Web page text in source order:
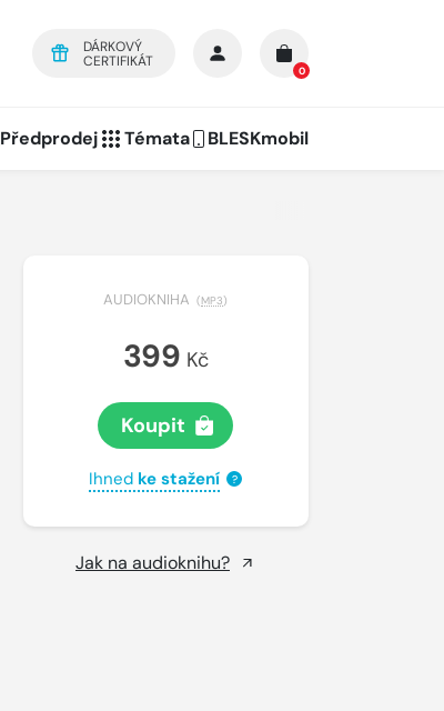
DÁRKOVÝ
CERTIFIKÁT
0
Předprodej Témata BLESKmobil
AUDIOKNIHA (MP3)
399 Kč
Koupit
Ihned ke stažení ?
Jak na audioknihu?